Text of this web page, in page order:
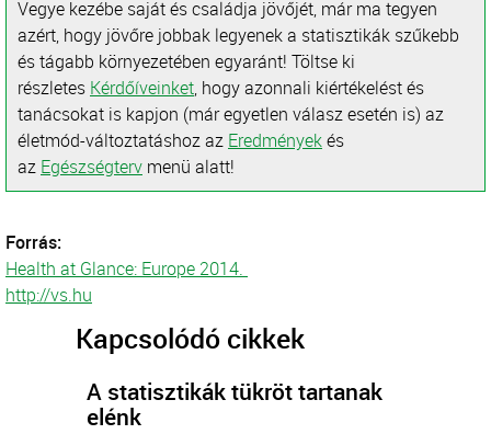
Vegye kezébe saját és családja jövőjét, már ma tegyen
azért, hogy jövőre jobbak legyenek a statisztikák szűkebb
és tágabb környezetében egyaránt! Töltse ki
részletes Kérdőíveinket, hogy azonnali kiértékelést és
tanácsokat is kapjon (már egyetlen válasz esetén is) az
életmód-változtatáshoz az Eredményekés
az Egészségterv menü alatt!
Forrás:
Health at Glance: Europe 2014.
http://vs.hu
Kapcsolódó cikkek
A statisztikák tükröt tartanak
elénk